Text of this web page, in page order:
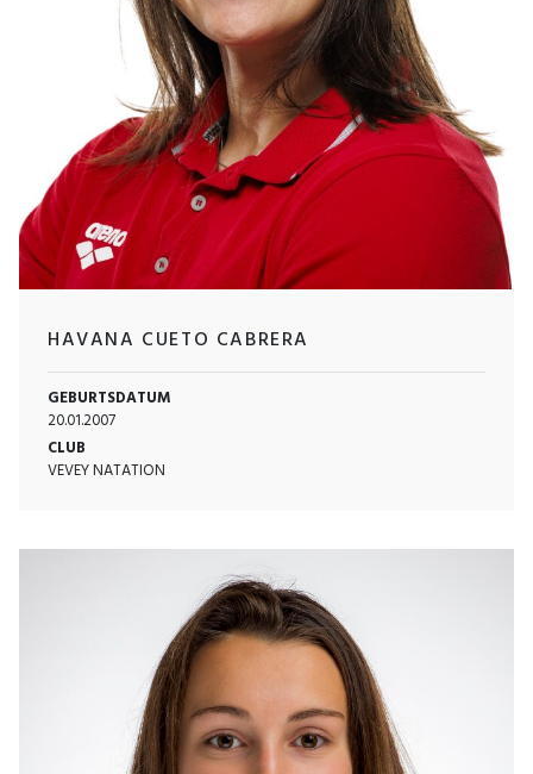
HAVANA CUETO CABRERA
GEBURTSDATUM
20.01.2007
CLUB
VEVEY NATATION